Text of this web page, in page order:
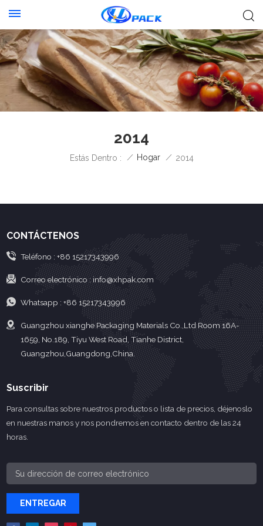
2014
Estás Dentro : / Hogar / 2014
CONTÁCTENOS
Teléfono : +86 15217343996
Correo electrónico :info@xhpak.com
Whatsapp : +86 15217343996
Guangzhou xianghe Packaging Materials Co.,Ltd Room 16A-
1659, No.189, Tiyu West Road, Tianhe District,
Guangzhou,Guangdong,China.
Suscribir
Para consultas sobre nuestros productos o lista de precios, déjenoslo
en nuestras manos y nos pondremos en contacto dentro de las 24
horas.
ENTREGAR